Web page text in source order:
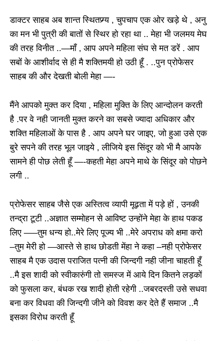
डाक्टर साहब अब शान्त स्थितप्र्ग्य , चुपचाप एक ओर खड़े थे , अनु
का मन भी पुत्री की बातों से स्थिर हो रहा था .. मेहा भी जलमय मेघ
की तरह विनीत ..—माँ , आप अपने महिला संघ से मत डरें . आप
सबों के आशीर्वाद से ही मै शक्तिमयी हो उठी हूँ . ..पुन प्रोफेसर
साहब की और देखती बोली मेहा —-
मैंने आपको मुक्त कर दिया , महिला मुक्ति के लिए आन्दोलन करती
है .पर वे नही जानती मुक्त करने का सबसे ज्यादा अधिकार और
शक्ति महिलाओं के पास है . आप अपने घर जाइए, जो हुआ उसे एक
बुरे सपने की तरह भूल जाइये , लीजिये इस सिंदूर को भी मै आपके
सामने ही पोछ लेती हूँ —-कहती मेहा अपने माथे के सिंदूर को पोछने
लगी ..
प्रोफेसर साहब जैसे एक अस्तित्व व्यापी मूढ़ता में पड़े हों , उनकी
तन्द्रा टूटी ..अज्ञात सम्मोहन से आविष्ट उन्होंने मेहा के हाथ पकड
लिए —–तुम धन्य हो..मेरे लिए पूज्य भी ..मेरे अपराध को क्षमा करो
–तुम मेरी हो —आस्ते से हाथ छोडती मेंहा ने कहा –नही प्रोफेसर
साहब मै एक उदास पराजित पत्नी की जिन्दगी नही जीना चाहती हूँ
..मै इस शादी को स्वीकारुंगी तो समस्ज में आये दिन कितने लड़कों
को फुसला कर, बंधक रख शादी होती रहेगी ..जबरदस्ती उसे सधवा
बना कर विधवा की जिन्दगी जीने को विवश कर देते हैं समाज ..मै
इसका विरोध करती हूँ